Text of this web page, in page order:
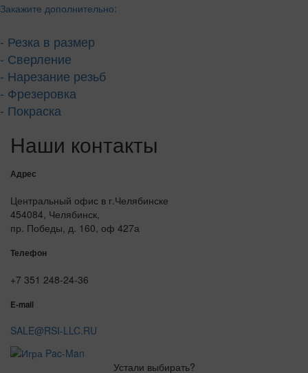
Закажите дополнительно:
- Резка в размер
- Сверление
- Нарезание резьб
- Фрезеровка
- Покраска
Наши контакты
Адрес
Центральный офис в г.Челябинске
454084, Челябинск,
пр. Победы, д. 160, оф 427а
Телефон
+7 351 248-24-36
E-mail
SALE@RSI-LLC.RU
Устали выбирать?